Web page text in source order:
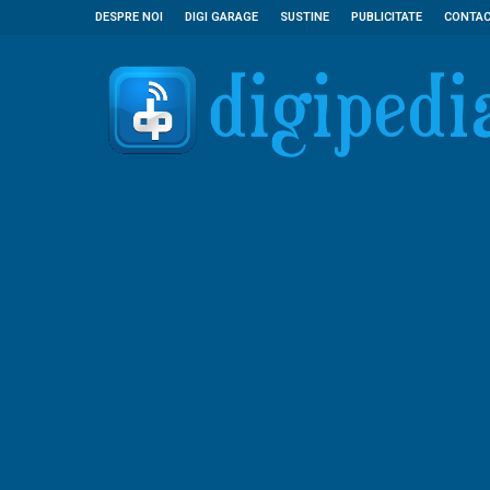
DESPRE NOI DIGI GARAGE SUSTINE PUBLICITATE